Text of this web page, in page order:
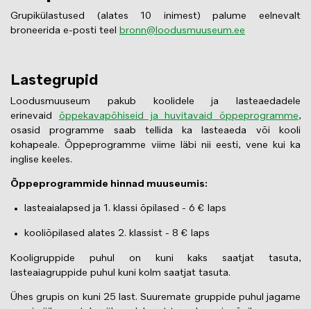
Grupikülastused (alates 10 inimest) palume eelnevalt
broneerida e-posti teel
bronn@loodusmuuseum.ee
Lastegrupid
Loodusmuuseum pakub koolidele ja lasteaedadele
erinevaid õppekavapõhiseid ja huvitavaid õppeprogramme,
osasid programme saab tellida ka lasteaeda või kooli
kohapeale. Õppeprogramme viime läbi nii eesti, vene kui ka
inglise keeles.
Õppeprogrammide hinnad muuseumis:
lasteaialapsed ja 1. klassi õpilased - 6 € laps
kooliõpilased alates 2. klassist - 8 € laps
Kooligruppide puhul on kuni kaks saatjat tasuta,
lasteaiagruppide puhul kuni kolm saatjat tasuta.
Ühes grupis on kuni 25 last. Suuremate gruppide puhul jagame